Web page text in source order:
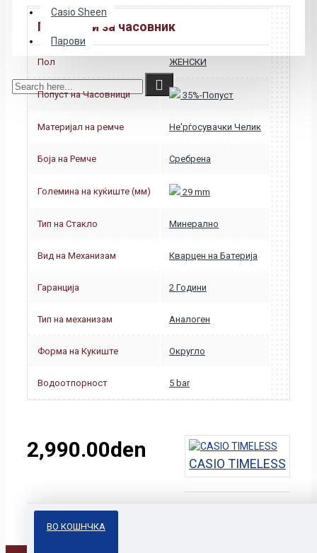
Casio Sheen
Парови
Податоци за часовник
Пол ЖЕНСКИ
Попуст на Часовници 35%-Попуст
Материјал на ремче Не'рѓосувачки Челик
Боја на Ремче Сребрена
Големина на куќиште (мм) 29 mm
Тип на Стакло Минерално
Вид на Механизам Кварцен на Батерија
Гаранција 2 Години
Тип на механизам Аналоген
Форма на Кукиште Округло
Водоотпорност 5 bar
2,990.00den
CASIO TIMELESS
ВО КОШНЧКА